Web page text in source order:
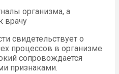
организма, а
врачу
свидетельствует о
процессов в организме
сопровождается
признаками.